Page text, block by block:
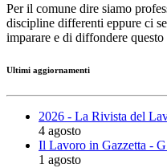
Per il comune dire siamo
discipline differenti eppure ci
imparare e di diffondere questo
Ultimi aggiornamenti
2026 - La Rivista del
4 agosto
Il Lavoro in Gazzetta -
1 agosto